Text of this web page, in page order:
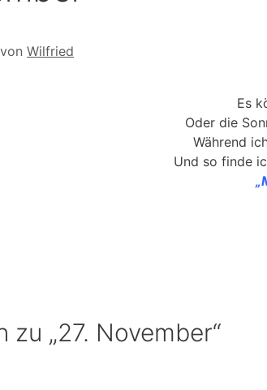
von Wilfried
Es
Oder die
Während
Und so finde
zu „27. November“